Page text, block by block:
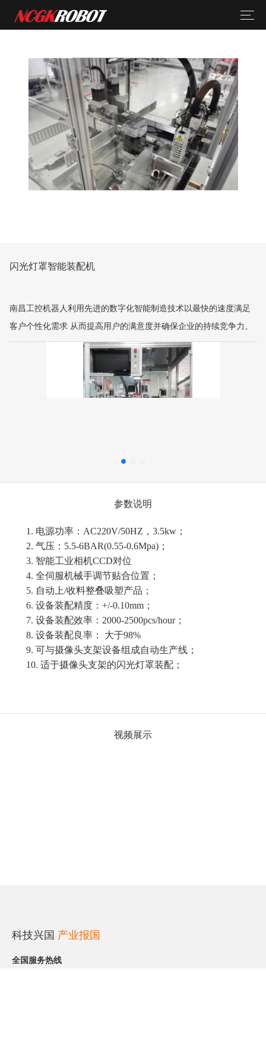
闪光灯罩智能装配机
南昌工控机器人利用先进的数字化智能制造技术以最快的速度满足
客户个性化需求 从而提高用户的满意度并确保企业的持续竞争力。
参数说明
1. 电源功率： AC220V/50HZ，3.5kw；
2.气压： 5.5-6BAR(0.55-0.6Mpa)；
3. 智能工业相机CCD对位
4.全伺服机械手调节贴合位置；
5. 自动上/收料整叠吸塑产品 ；
6.设备装配精度：+/-0.10mm；
7.设备装配效率： 2000-2500pcs/hour；
8.设备装配良率： 大于98%
9.可与摄像头支架设备组成自动生产线；
10.适于摄像头支架的闪光灯罩装配；
视频展示
科技兴国 产业报国
全国服务热线